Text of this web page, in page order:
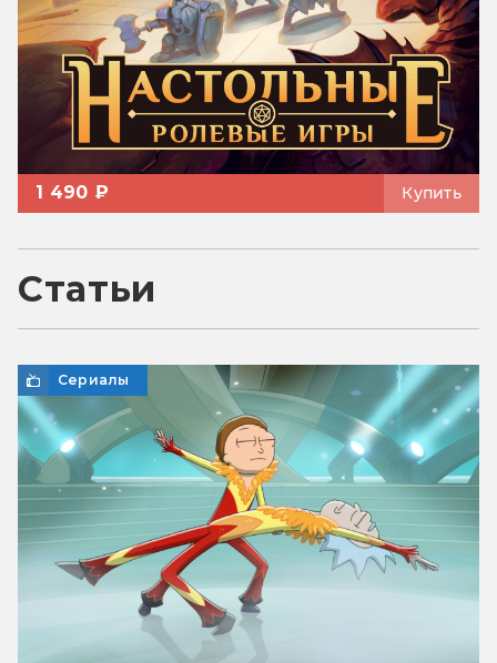
1 490 ₽ Купить
Статьи
Сериалы